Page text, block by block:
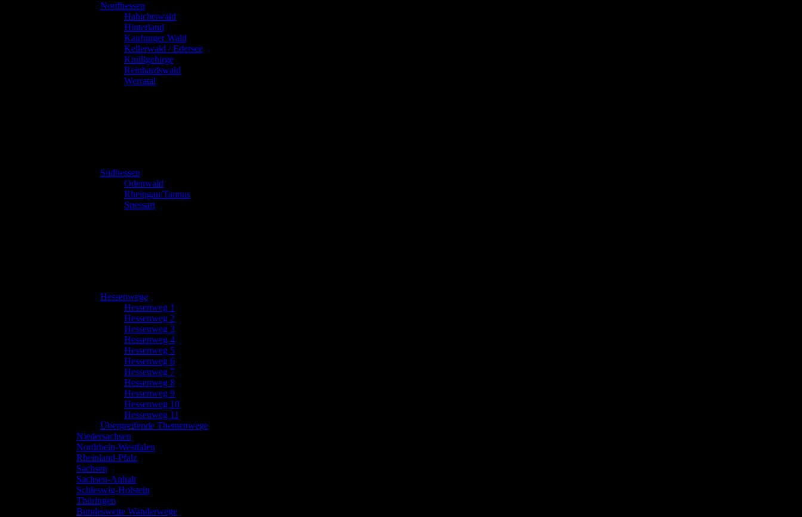
Nordhessen
Habichtswald
Hinterland
Kaufunger Wald
Kellerwald / Edersee
Knüllgebirge
Reinhardswald
Werratal
Südhessen
Odenwald
Rheingau/Taunus
Spessart
Hessenwege
Hessenweg 1
Hessenweg 2
Hessenweg 3
Hessenweg 4
Hessenweg 5
Hessenweg 6
Hessenweg 7
Hessenweg 8
Hessenweg 9
Hessenweg 10
Hessenweg 11
Übergreifende Themenwege
Niedersachsen
Nordrhein-Westfalen
Rheinland-Pfalz
Sachsen
Sachsen-Anhalt
Schleswig-Holstein
Thüringen
Bundesweite Wanderwege